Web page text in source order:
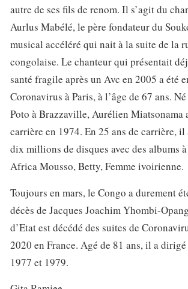
autre de ses fils de renom. Il s’agit du
Aurlus Mabélé, le père fondateur du
musical accéléré qui nait à la suite de la
congolaise. Le chanteur qui présentait
santé fragile après un Avc en 2005 a été
Coronavirus à Paris, à l’âge de 67 ans.
Poto à Brazzaville, Aurélien Miatsonama
carrière en 1974. En 25 ans de carrière, il
dix millions de disques avec des albums
Africa Mousso, Betty, Femme ivoirienne.
Toujours en mars, le Congo a durement
décès de Jacques Joachim Yhombi-
d’Etat est décédé des suites de
2020 en France. Agé de 81 ans, il a
1977 et 1979.